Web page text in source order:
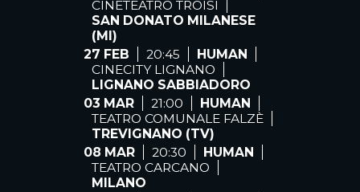
CINETEATRO TROISI
SAN DONATO MILANESE
(MI)
27 FEB
20:45
HUMAN
CINECITY LIGNANO
LIGNANO SABBIADORO
03 MAR
21:00
HUMAN
TEATRO COMUNALE FALZÈ
TREVIGNANO (TV)
08 MAR
20:30
HUMAN
TEATRO CARCANO
MILANO